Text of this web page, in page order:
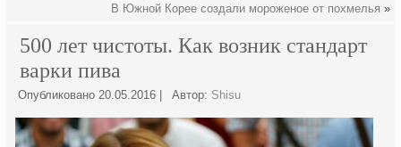
В Южной Корее создали мороженое от похмелья »
500 лет чистоты. Как возник стандарт
варки пива
Опубликовано 20.05.2016 Автор: Shisu